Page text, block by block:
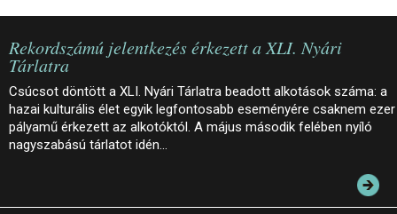
Rekordszámú jelentkezés érkezett a XLI. Nyári
Tárlatra
Csúcsot döntött a XLI. Nyári Tárlatra beadott alkotások száma: a
hazai kulturális élet egyik legfontosabb eseményére csaknem ezer
pályamű érkezett az alkotóktól. A május második felében nyíló
nagyszabású tárlatot idén…